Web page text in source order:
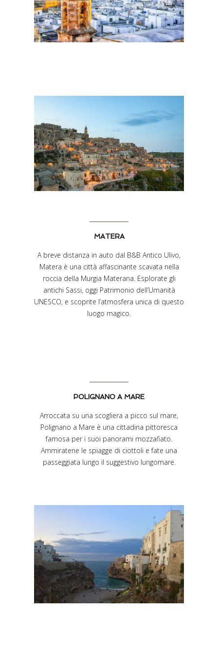
MATERA
A breve distanza in auto dal B&B Antico Ulivo,
Matera è una città affascinante scavata nella
roccia della Murgia Materana. Esplorate gli
antichi Sassi, oggi Patrimonio dell’Umanità
UNESCO, e scoprite l’atmosfera unica di questo
luogo magico.
POLIGNANO A MARE
Arroccata su una scogliera a picco sul mare,
Polignano a Mare è una cittadina pittoresca
famosa per i suoi panorami mozzafiato.
Ammiratene le spiagge di ciottoli e fate una
passeggiata lungo il suggestivo lungomare.